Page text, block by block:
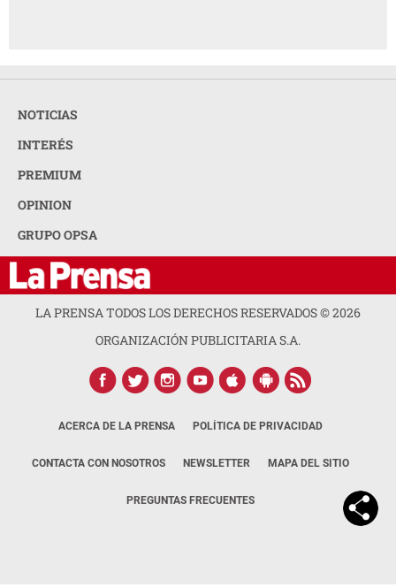
NOTICIAS
INTERÉS
PREMIUM
OPINION
GRUPO OPSA
LA PRENSA TODOS LOS DERECHOS RESERVADOS ©2026
ORGANIZACIÓN PUBLICITARIA S.A.
ACERCA DE LA PRENSA POLÍTICA DE PRIVACIDAD
CONTACTA CON NOSOTROS NEWSLETTER MAPA DEL SITIO
PREGUNTAS FRECUENTES